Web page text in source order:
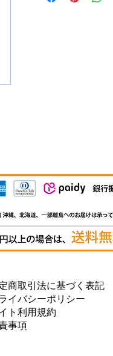
商取引法に基づく表記
イバシーポリシー
ト利用規約
事項